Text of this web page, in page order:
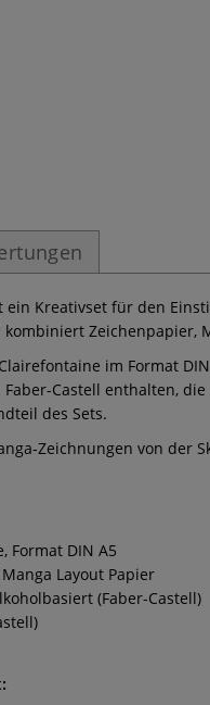
ein Kreativset für den
im Format
Castell enthalten,
des Sets.
Zeichnungen von
Format DIN A5
Layout Papier
(Faber-Castell)